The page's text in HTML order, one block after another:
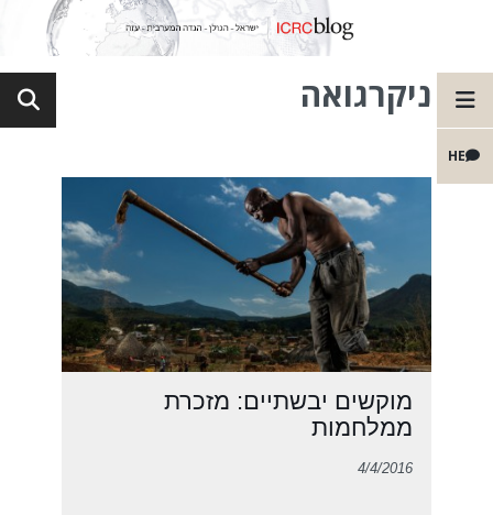
HE
ניקרגואה
מוקשים יבשתיים: מזכרת
ממלחמות
4/4/2016